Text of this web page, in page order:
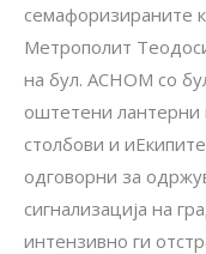
семафоризираните
Метрополит
на бул. АСНОМ со
оштетени лантерни
столбови и
одговорни за
сигнализација на
интензивно ги